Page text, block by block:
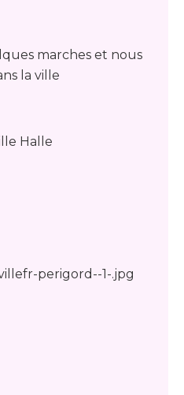
marches et nous
la ville
Halle